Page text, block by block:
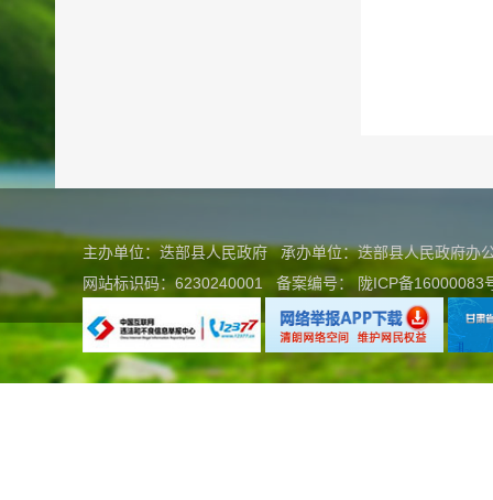
主办单位：迭部县人民政府 承办单位：迭部县人民政府
网站标识码：6230240001
备案编号： 陇ICP备16000083